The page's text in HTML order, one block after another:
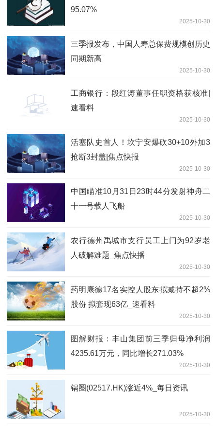
95.07%
2025-10-30
三季报发布，中国人寿总保费规模创历史
同期新高
2025-10-30
工商银行：段红涛董事任职资格获核准|
速看料
2025-10-30
活塞队史首人！坎宁安爆砍30+10外加3
抢断3封盖|焦点快报
2025-10-30
中国瞄准10月31日23时44分发射神舟二
十一号载人飞船
2025-10-30
农行德州禹城市支行员工上门为92岁老
人破解难题_焦点快播
2025-10-30
药明康德17名实控人股东拟减持不超2%
股份 拟套现63亿_速看料
2025-10-30
图解财报：丰山集团前三季归母净利润
4235.61万元，同比增长271.03%
2025-10-30
锅圈(02517.HK)涨近4%_每日资讯
2025-10-30